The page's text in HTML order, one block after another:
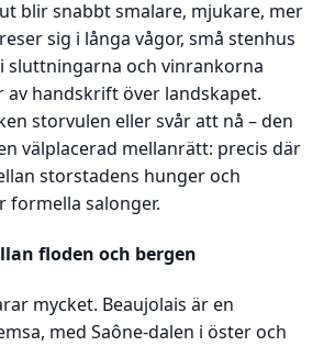
blir snabbt smalare, mjukare, mer
sig i långa vågor, små stenhus
sluttningarna och vinrankorna
av handskrift över landskapet.
storvulen eller svår att nå – den
välplacerad mellanrätt: precis där
storstadens hunger och
formella salonger.
floden och bergen
mycket. Beaujolais är en
med Saône-dalen i öster och